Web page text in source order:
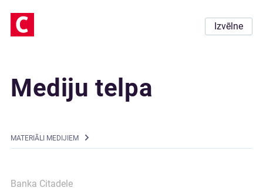
Izvēlne
Mediju telpa
MATERIĀLI MEDIJIEM
Banka Citadele